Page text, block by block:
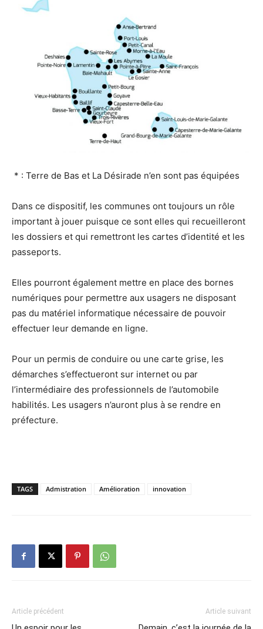
* : Terre de Bas et La Désirade n’en sont pas équipées
Dans ce dispositif, les communes ont toujours un rôle
important à jouer puisque ce sont elles qui recueilleront
les dossiers et qui remettront les cartes d’identité et les
passeports.
Elles pourront également mettre en place des bornes
numériques pour permettre aux usagers ne disposant
pas du matériel informatique nécessaire de pouvoir
effectuer leur demande en ligne.
Pour un permis de conduire ou une carte grise, les
démarches s’effectueront sur internet ou par
l’intermédiaire des professionnels de l’automobile
habilités. Les usagers n’auront plus à se rendre en
préfecture.
TAGS Admistration Amélioration innovation
Article précédent Article suivant